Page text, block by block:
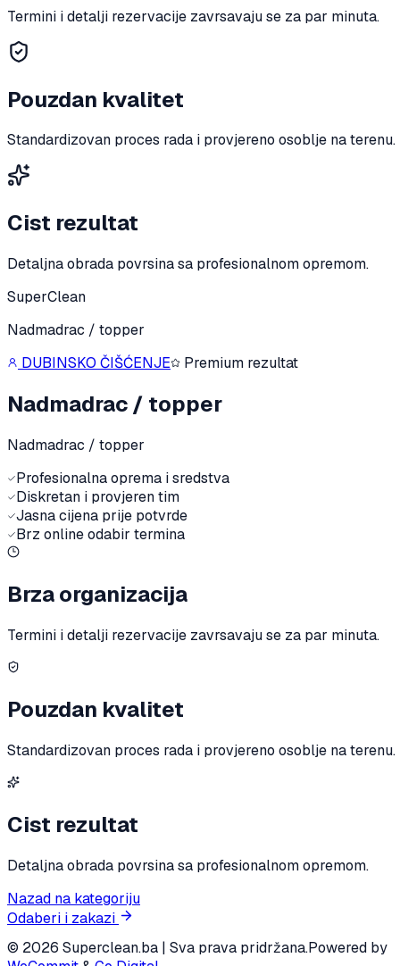
Termini i detalji rezervacije zavrsavaju se za par minuta.
Pouzdan kvalitet
Standardizovan proces rada i provjereno osoblje na terenu.
Cist rezultat
Detaljna obrada povrsina sa profesionalnom opremom.
SuperClean
Nadmadrac / topper
DUBINSKO ČIŠĆENJE
Premium rezultat
Nadmadrac / topper
Nadmadrac / topper
Profesionalna oprema i sredstva
Diskretan i provjeren tim
Jasna cijena prije potvrde
Brz online odabir termina
Brza organizacija
Termini i detalji rezervacije zavrsavaju se za par minuta.
Pouzdan kvalitet
Standardizovan proces rada i provjereno osoblje na terenu.
Cist rezultat
Detaljna obrada povrsina sa profesionalnom opremom.
Nazad na kategoriju
Odaberi i zakazi
© 2026 Superclean.ba | Sva prava pridržana.Powered by